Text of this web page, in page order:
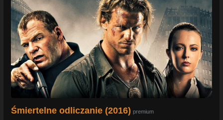
Śmiertelne odliczanie (2016) premium